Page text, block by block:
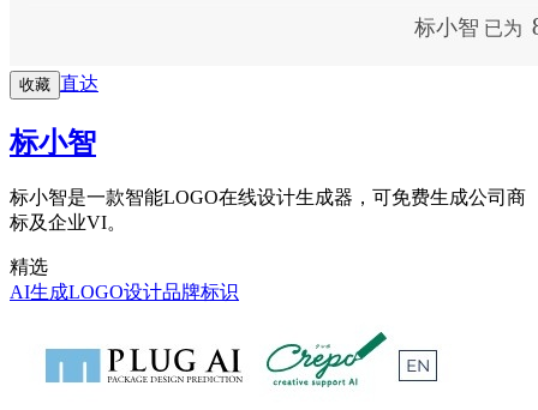
收藏 直达
标小智
标小智是一款智能LOGO在线设计生成器，可免费生成公司商
标及企业VI。
精选
AI生成LOGO设计品牌标识